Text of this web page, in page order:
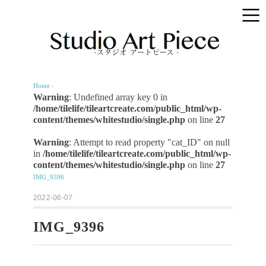
Home ›
Warning: Undefined array key 0 in
/home/tilelife/tileartcreate.com/public_html/wp-
content/themes/whitestudio/single.php on line 27
Warning: Attempt to read property "cat_ID" on null
in /home/tilelife/tileartcreate.com/public_html/wp-
content/themes/whitestudio/single.php on line 27
IMG_9396
2022-06-07
IMG_9396